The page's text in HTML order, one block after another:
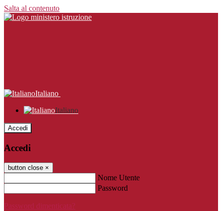
Salta al contenuto
Italiano
Italiano
Accedi
Accedi
button close ×
Nome Utente
Password
Password dimenticata?